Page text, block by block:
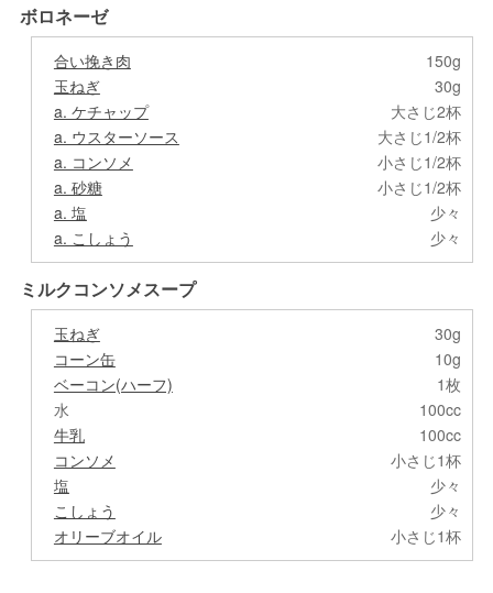
ボロネーゼ
合い挽き肉
150g
玉ねぎ
30g
a. ケチャップ
大さじ2杯
a. ウスターソース
大さじ1/2杯
a. コンソメ
小さじ1/2杯
a. 砂糖
小さじ1/2杯
a. 塩
少々
a. こしょう
少々
ミルクコンソメスープ
玉ねぎ
30g
コーン缶
10g
ベーコン(ハーフ)
1枚
水
100cc
牛乳
100cc
コンソメ
小さじ1杯
塩
少々
こしょう
少々
オリーブオイル
小さじ1杯